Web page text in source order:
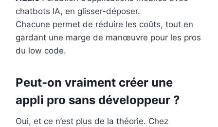
chatbots IA, en glisser-déposer.
Chacune permet de réduire les coûts, tout en
gardant une marge de manœuvre pour les pros
du low code.
Peut-on vraiment créer une
appli pro sans développeur ?
Oui, et ce n’est plus de la théorie. Chez